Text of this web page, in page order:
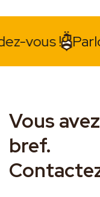
! Parlons
Vous
bref.